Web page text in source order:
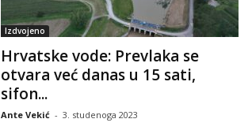
Izdvojeno
Hrvatske vode: Prevlaka se
otvara već danas u 15 sati,
sifon...
Ante Vekić - 3. studenoga 2023